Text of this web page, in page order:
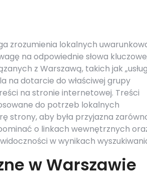
zrozumienia lokalnych
na odpowiednie słowa
z Warszawą, takich jak
na dotarcie do właściwej grupy
na stronie internetowej. Treści
do potrzeb lokalnych
strony, aby była przyjazna
o linkach wewnętrznych
w wynikach
w Warszawie